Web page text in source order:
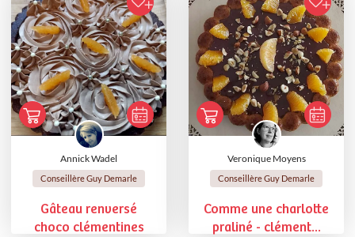
Annick Wadel
Conseillère Guy Demarle
Gâteau renversé
choco clémentines
Veronique Moyens
Conseillère Guy Demarle
Comme une charlotte
praliné - clément...